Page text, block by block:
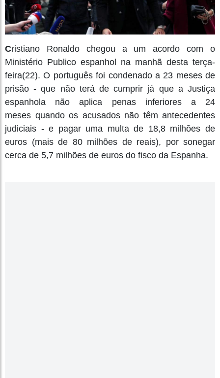
Cristiano Ronaldo chegou a um acordo com o
Ministério Publico espanhol na manhã desta terça-
feira(22). O português foi condenado a 23 meses de
prisão - que não terá de cumprir já que a Justiça
espanhola não aplica penas inferiores a 24
meses quando os acusados não têm antecedentes
judiciais - e pagar uma multa de 18,8 milhões de
euros (mais de 80 milhões de reais), por sonegar
cerca de 5,7 milhões de euros do fisco da Espanha.